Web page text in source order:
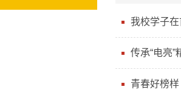
我校学子在
传承“电亮
青春好榜